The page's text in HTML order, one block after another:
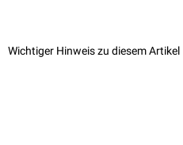
Wichtiger Hinweis zu diesem Artikel